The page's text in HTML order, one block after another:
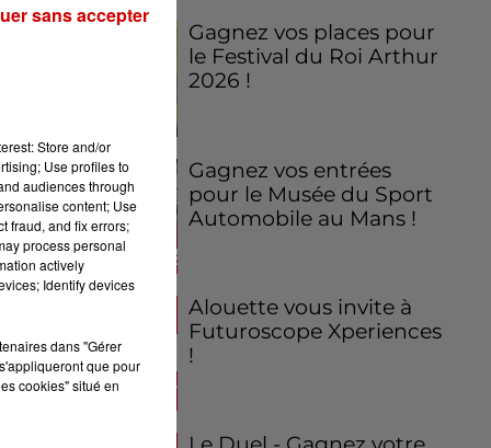
Gagnez vos places pour
le Festival du Roi Arthur
2026 !
Gagnez vos entrées
pour le Musée du Sport
Automobile au Mans !
Alouette vous invite à
Futuroscope Xperiences
!
Store and/or
Use profiles to
audiences through
content; Use
fraud, and fix errors;
process personal
actively
Identify devices
dans "Gérer
que pour
cookies" situé en
sans accepter